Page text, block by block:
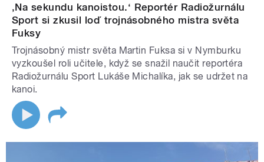
‚Na sekundu kanoistou.‘ Reportér Radiožurnálu
Sport si zkusil loď trojnásobného mistra světa
Fuksy
Trojnásobný mistr světa Martin Fuksa si v Nymburku
vyzkoušel roli učitele, když se snažil naučit reportéra
Radiožurnálu Sport Lukáše Michalíka, jak se udržet na
kanoi.